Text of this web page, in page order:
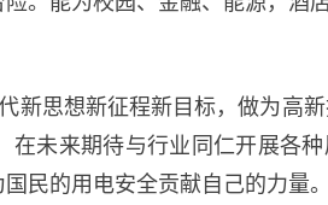
新思想新征程新目标，做为高
未来期待与行业同仁开展各种
民的用电安全贡献自己的力量。